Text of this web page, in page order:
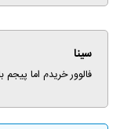
سینا
فالوور خریدم اما پیجم